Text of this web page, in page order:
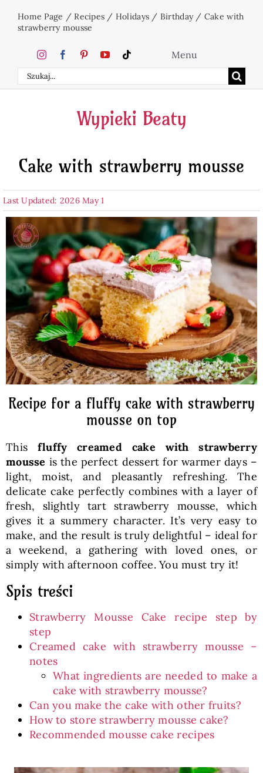
Home Page /Recipes / Holidays / Birthday/ Cake with
strawberry mousse
Search
for:
Menu
Home
Cakes
Desserts
Beverages
Baked Goods
Preserves
Meals
Healthy and fit
SKLEP
English
Wypieki Beaty
Cake with strawberry mousse
Last Updated: 2026 May 1
Recipe for a fluffy cake with strawberry
mousse on top
This fluffy creamed cake with strawberry
mousse is the perfect dessert for warmer days –
light, moist, and pleasantly refreshing. The
delicate cake perfectly combines with a layer of
fresh, slightly tart strawberry mousse, which
gives it a summery character. It’s very easy to
make, and the result is truly delightful – ideal for
a weekend, a gathering with loved ones, or
simply with afternoon coffee. You must try it!
Spis treści
Strawberry Mousse Cake recipe step by
step
Creamed cake with strawberry mousse –
notes
What ingredients are needed to make a
cake with strawberry mousse?
Can you make the cake with other fruits?
How to store strawberry mousse cake?
Recommended mousse cake recipes